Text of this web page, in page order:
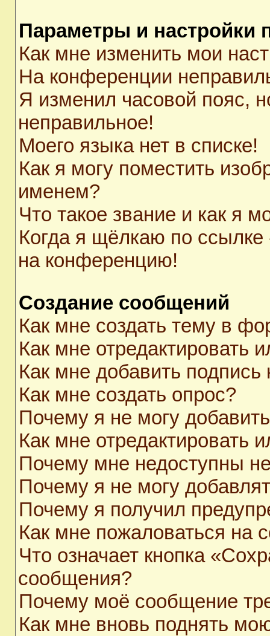
Параметры и настройки
Как мне изменить мои
На конференции
Я изменил часовой пояс,
неправильное!
Моего языка нет в списке!
Как я могу поместить
именем?
Что такое звание и как я
Когда я щёлкаю по ссылке
на конференцию!
Создание сообщений
Как мне создать тему в
Как мне отредактировать
Как мне добавить
Как мне создать опрос?
Почему я не могу
Как мне отредактировать
Почему мне недоступны
Почему я не могу
Почему я получил
Как мне пожаловаться на
Что означает кнопка
сообщения?
Почему моё сообщение
Как мне вновь поднять